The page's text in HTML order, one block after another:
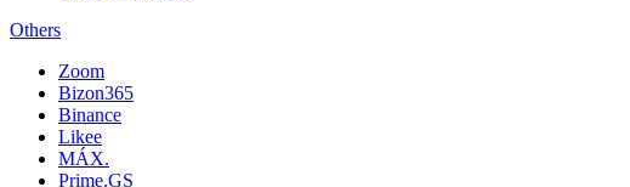
Others
Zoom
Bizon365
Binance
Likee
MÁX.
Prime.GS